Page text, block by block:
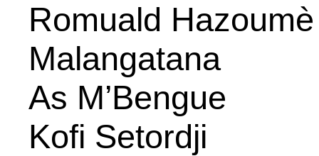
Romuald Hazoumè
Malangatana
As M’Bengue
Kofi Setordji